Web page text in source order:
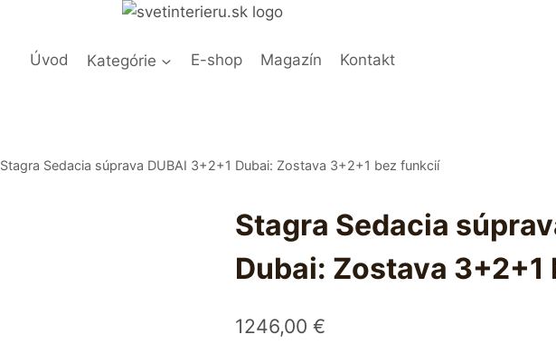
Úvod Kategórie E-shop Magazín Kontakt
Stagra Sedacia súprava DUBAI 3+2+1 Dubai: Zostava 3+2+1 bez funkcií
Stagra Sedacia
Dubai: Zostava
1246,00 €